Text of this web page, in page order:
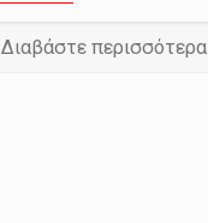
Διαβάστε περισσότερα